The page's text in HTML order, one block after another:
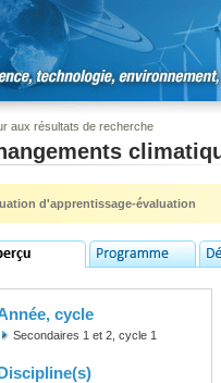
aux résultats de recherche
d'apprentissage-évaluation
cycle
Secondaires 1 et 2, cycle 1